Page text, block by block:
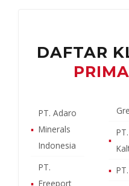
DAFTAR
▪
PT. Adaro
Minerals
Indonesia
▪
PT.
Freeport
▪
▪